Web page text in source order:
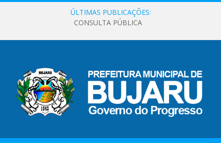
ÚLTIMAS PUBLICAÇÕES:
CONSULTA PÚBLICA